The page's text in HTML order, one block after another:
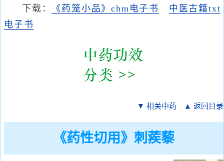
下载： 《药笼小品》chm电子书
中医古籍txt
电子书
▼ 相关中药 ▲ 返回目录
《药性切用》刺蒺藜